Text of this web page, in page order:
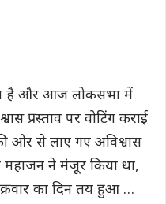
है और आज लोकसभा में
प्रस्ताव पर वोटिंग कराई
ओर से लाए गए अविश्वास
महाजन ने मंजूर किया था,
का दिन तय हुआ …